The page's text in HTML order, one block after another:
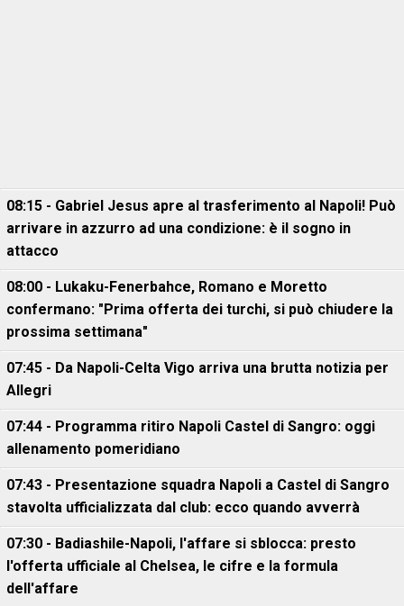
08:15 - Gabriel Jesus apre al trasferimento al Napoli! Può
arrivare in azzurro ad una condizione: è il sogno in
attacco
08:00 - Lukaku-Fenerbahce, Romano e Moretto
confermano: "Prima offerta dei turchi, si può chiudere la
prossima settimana"
07:45 - Da Napoli-Celta Vigo arriva una brutta notizia per
Allegri
07:44 - Programma ritiro Napoli Castel di Sangro: oggi
allenamento pomeridiano
07:43 - Presentazione squadra Napoli a Castel di Sangro
stavolta ufficializzata dal club: ecco quando avverrà
07:30 - Badiashile-Napoli, l'affare si sblocca: presto
l'offerta ufficiale al Chelsea, le cifre e la formula
dell'affare